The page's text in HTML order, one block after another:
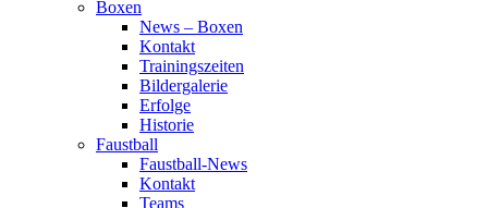
Boxen
News – Boxen
Kontakt
Trainingszeiten
Bildergalerie
Erfolge
Historie
Faustball
Faustball-News
Kontakt
Teams